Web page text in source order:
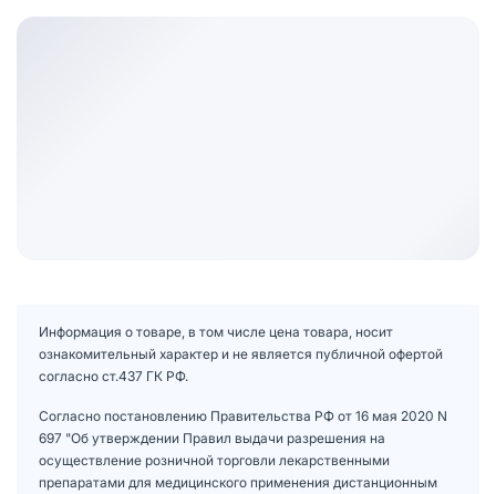
Информация о товаре, в том числе цена товара, носит
ознакомительный характер и не является публичной офертой
согласно ст.437 ГК РФ.
Согласно постановлению Правительства РФ от 16 мая 2020 N
697 "Об утверждении Правил выдачи разрешения на
осуществление розничной торговли лекарственными
препаратами для медицинского применения дистанционным